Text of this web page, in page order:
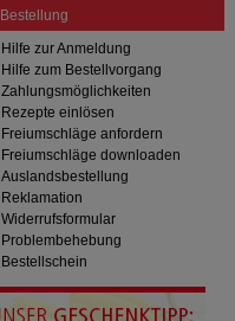
Bestellung
Hilfe zur Anmeldung
Hilfe zum Bestellvorgang
Zahlungsmöglichkeiten
Rezepte einlösen
Freiumschläge anfordern
Freiumschläge downloaden
Auslandsbestellung
Reklamation
Widerrufsformular
Problembehebung
Bestellschein